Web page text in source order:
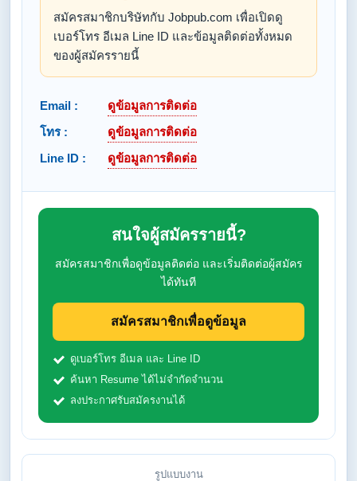
สมัครสมาชิกบริษัทกับ Jobpub.com เพื่อเปิดดู
เบอร์โทร อีเมล Line ID และข้อมูลติดต่อทั้งหมด
ของผู้สมัครรายนี้
Email :
ดูข้อมูลการติดต่อ
โทร :
ดูข้อมูลการติดต่อ
Line ID :
ดูข้อมูลการติดต่อ
สนใจผู้สมัครรายนี้?
สมัครสมาชิกเพื่อดูข้อมูลติดต่อ และเริ่มติดต่อผู้สมัคร
ได้ทันที
สมัครสมาชิกเพื่อดูข้อมูล
ดูเบอร์โทร อีเมล และ Line ID
ค้นหา Resume ได้ไม่จำกัดจำนวน
ลงประกาศรับสมัครงานได้
รูปแบบงาน